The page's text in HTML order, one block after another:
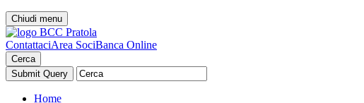
Chiudi menu
ContattaciArea SociBanca Online
Cerca
Home